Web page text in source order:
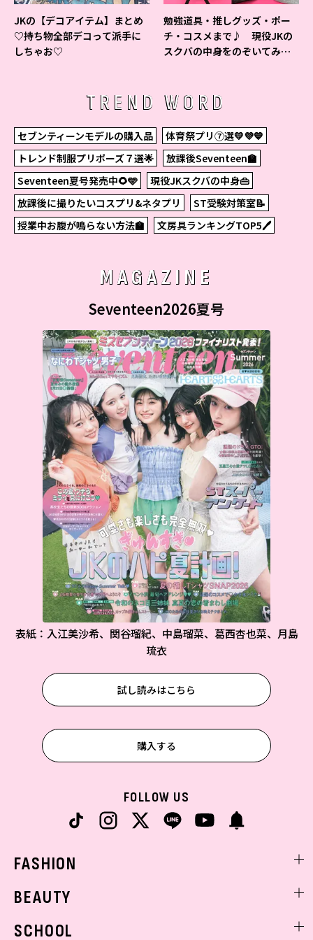
JKの【デコアイテム】まとめ
♡持ち物全部デコって派手に
しちゃお♡
勉強道具・推しグッズ・ポー
チ・コスメまで♪ 現役JKの
スクバの中身をのぞいてみ
TREND WORD
セブンティーンモデルの購入品
体育祭プリ⑦選💛💜💙
トレンド制服プリポーズ７選🌟
放課後Seventeen🏫
Seventeen夏号発売中🌻🩵
現役JKスクバの中身👜
放課後に撮りたいコスプリ&ネタプリ
ST受験対策室📝
授業中お腹が鳴らない方法🏫
文房具ランキングTOP5🖊
MAGAZINE
Seventeen2026夏号
表紙：入江美沙希、関谷瑠紀、中島瑠菜、葛西杏也菜、月島
琉衣
試し読みはこちら
購入する
FOLLOW US
FASHION
着回し
BEAUTY
SCHOOL